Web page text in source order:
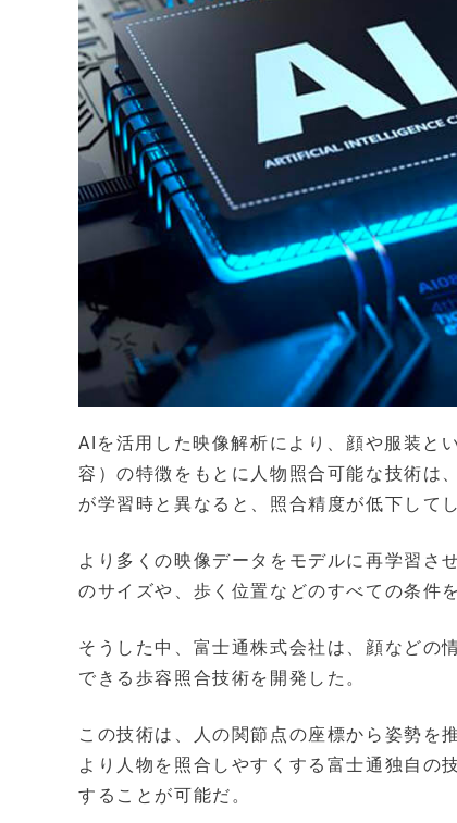
AIを活用した映像解析により、顔や服装と
容）の特徴をもとに人物照合可能な技術は
が学習時と異なると、照合精度が低下して
より多くの映像データをモデルに再学習さ
のサイズや、歩く位置などのすべての条件
そうした中、富士通株式会社は、顔などの
できる歩容照合技術を開発した。
この技術は、人の関節点の座標から姿勢を
より人物を照合しやすくする富士通独自の
することが可能だ。